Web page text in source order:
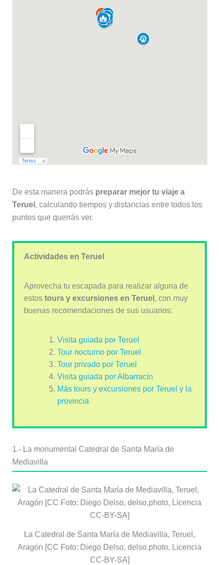
De esta manera podrás preparar mejor tu viaje a
Teruel , calculando tiempos y distancias entre todos los
puntos que querrás ver.
Actividades en Teruel
Aprovecha tu escapada para realizar alguna de
estos tours y excursiones en Teruel , con muy
buenas recomendaciones de sus usuarios:
Visita guiada por Teruel
Tour nocturno por Teruel
Tour privado por Teruel
Visita guiada por Albarracín
Más tours y excursiones por Teruel y la
provincia
1.- La monumental Catedral de Santa María de
Mediavilla
La Catedral de Santa María de Mediavilla, Teruel,
Aragón [CC Foto: Diego Delso, delso.photo, Licencia
CC-BY-SA]